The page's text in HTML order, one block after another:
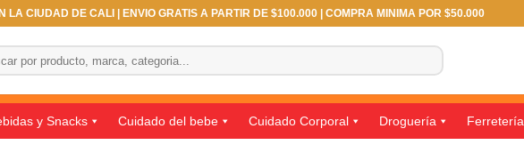
LA CIUDAD DE CALI | ENVIO GRATIS A PARTIR DE $100.000 | COMPRA MINIMA POR $50.000
y Snacks Cuidado del bebe Cuidado Corporal Droguería Ferretería